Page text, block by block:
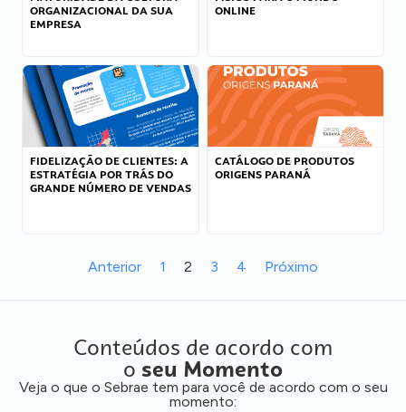
ORGANIZACIONAL DA SUA
EMPRESA
ONLINE
FIDELIZAÇÃO DE CLIENTES: A
ESTRATÉGIA POR TRÁS DO
GRANDE NÚMERO DE VENDAS
CATÁLOGO DE PRODUTOS
ORIGENS PARANÁ
Anterior 1 2 3 4 Próximo
Conteúdos de acordo com
o seu Momento
Veja o que o Sebrae tem para você de acordo com o seu
momento: